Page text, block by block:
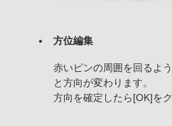
方位編集
赤いピンの周囲を回るよ
と方向が変わります。
方向を確定したら[OK]を